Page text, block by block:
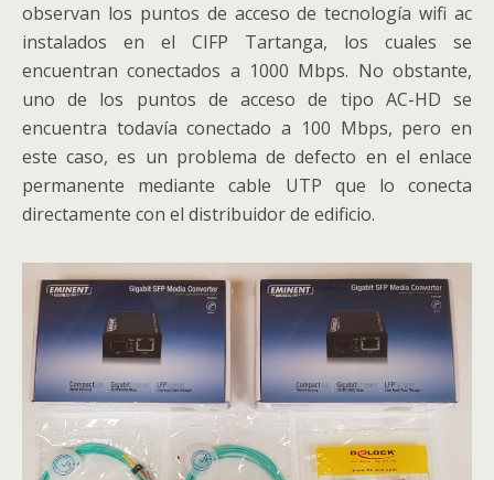
observan los puntos de acceso de tecnología wifi ac
instalados en el CIFP Tartanga, los cuales se
encuentran conectados a 1000 Mbps. No obstante,
uno de los puntos de acceso de tipo AC-HD se
encuentra todavía conectado a 100 Mbps, pero en
este caso, es un problema de defecto en el enlace
permanente mediante cable UTP que lo conecta
directamente con el distribuidor de edificio.